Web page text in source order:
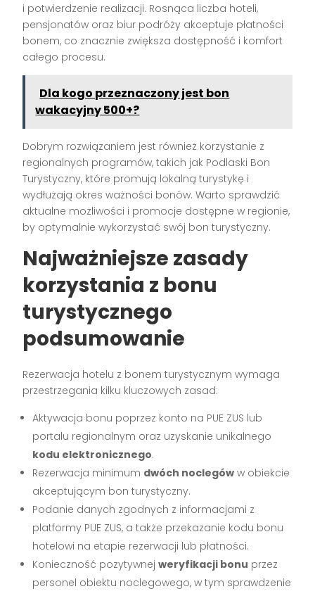
i potwierdzenie realizacji. Rosnąca liczba hoteli,
pensjonatów oraz biur podróży akceptuje płatności
bonem, co znacznie zwiększa dostępność i komfort
całego procesu.
Dla kogo przeznaczony jest bon
wakacyjny 500+?
Dobrym rozwiązaniem jest również korzystanie z
regionalnych programów, takich jak Podlaski Bon
Turystyczny, które promują lokalną turystykę i
wydłużają okres ważności bonów. Warto sprawdzić
aktualne możliwości i promocje dostępne w regionie,
by optymalnie wykorzystać swój bon turystyczny.
Najważniejsze zasady
korzystania z bonu
turystycznego
podsumowanie
Rezerwacja hotelu z bonem turystycznym wymaga
przestrzegania kilku kluczowych zasad:
Aktywacja bonu poprzez konto na PUE ZUS lub
portalu regionalnym oraz uzyskanie unikalnego
kodu elektronicznego.
Rezerwacja minimum dwóch noclegów w obiekcie
akceptującym bon turystyczny.
Podanie danych zgodnych z informacjami z
platformy PUE ZUS, a także przekazanie kodu bonu
hotelowi na etapie rezerwacji lub płatności.
Konieczność pozytywnejweryfikacji bonu przez
personel obiektu noclegowego, w tym sprawdzenie